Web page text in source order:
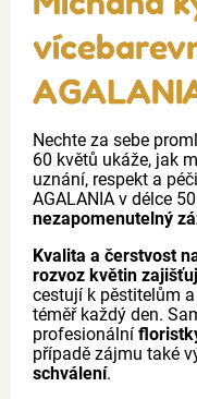
Nechte za sebe
60 květů ukáže, jak
uznání, respekt a
AGALANIA v délce
nezapomenutelný
Kvalita a čerstvost
rozvoz květin
cestují k pěstitelům
téměř každý den.
profesionální
případě zájmu také
schválení.